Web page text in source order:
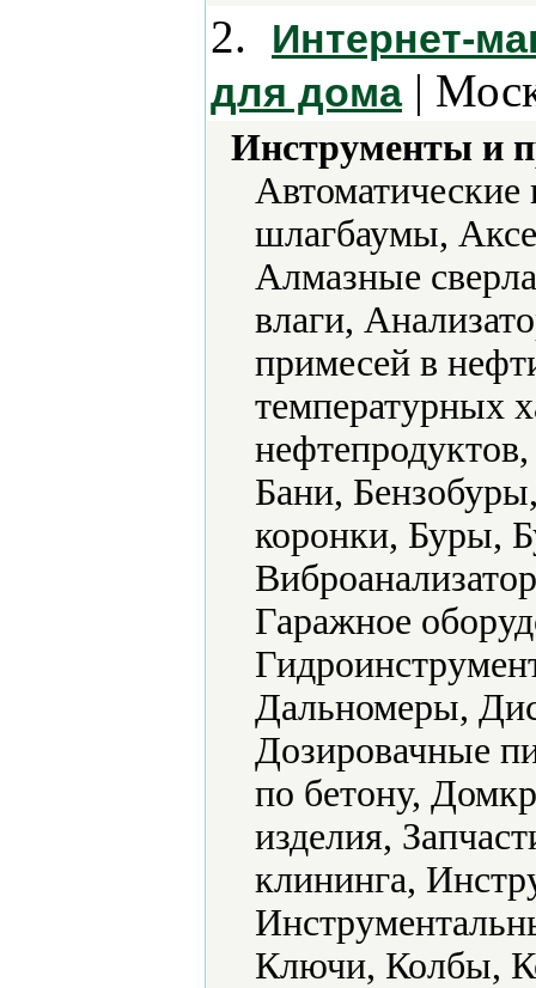
2.
Интернет-
для дома|
Инструменты и
Автоматические
шлагбаумы,
Алмазные
влаги,
примесей в
температурных
Бани,
коронки, Буры,
Гаражное
Дальномеры,
Дозировачные
по бетону,
изделия,
клининга,
Ключи, Колбы,